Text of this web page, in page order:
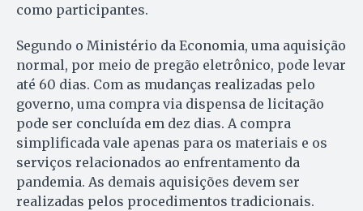
como participantes.
Segundo o Ministério da Economia, uma aquisição
normal, por meio de pregão eletrônico, pode levar
até 60 dias. Com as mudanças realizadas pelo
governo, uma compra via dispensa de licitação
pode ser concluída em dez dias. A compra
simplificada vale apenas para os materiais e os
serviços relacionados ao enfrentamento da
pandemia. As demais aquisições devem ser
realizadas pelos procedimentos tradicionais.